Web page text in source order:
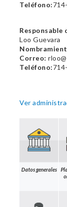
Teléfono:
Responsable
Loo Guevara
Correo:
Teléfono:
Ver
Datos generales